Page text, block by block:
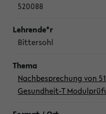
520088
Bittersohl
Nachbesprechung von
Gesundheit-T